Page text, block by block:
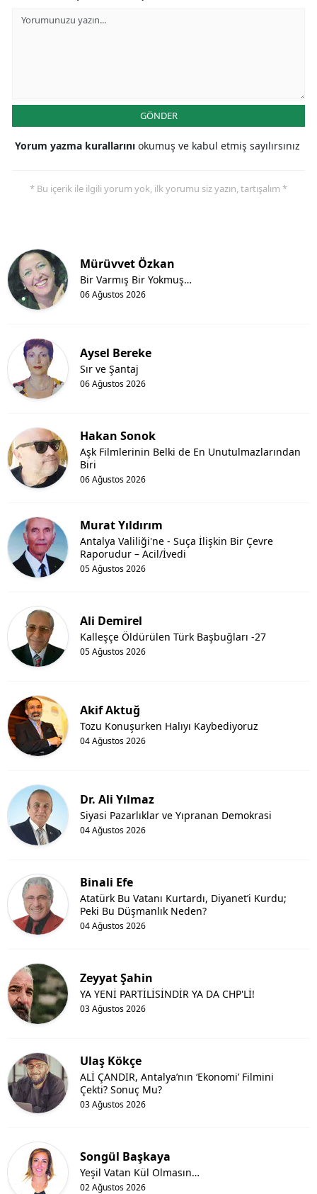
GÖNDER
Yorum yazma kurallarını okumuş ve kabul etmiş sayılırsınız
* Bu içerik ile ilgili yorum yok, ilk yorumu siz yazın, tartışalım *
Mürüvvet Özkan
06 Ağustos 2026
Bir Varmış Bir Yokmuş…
Aysel Bereke
06 Ağustos 2026
Sır ve Şantaj
Hakan Sonok
06 Ağustos 2026
Aşk Filmlerinin Belki de En Unutulmazlarından
Biri
Murat Yıldırım
05 Ağustos 2026
Antalya Valiliği'ne - Suça İlişkin Bir Çevre
Raporudur – Acil/İvedi
Ali Demirel
05 Ağustos 2026
Kalleşçe Öldürülen Türk Başbuğları -27
Akif Aktuğ
04 Ağustos 2026
Tozu Konuşurken Halıyı Kaybediyoruz
Dr. Ali Yılmaz
04 Ağustos 2026
Siyasi Pazarlıklar ve Yıpranan Demokrasi
Binali Efe
04 Ağustos 2026
Atatürk Bu Vatanı Kurtardı, Diyanet’i Kurdu;
Peki Bu Düşmanlık Neden?
Zeyyat Şahin
03 Ağustos 2026
YA YENİ PARTİLİSİNDİR YA DA CHP'Lİ!
Ulaş Kökçe
03 Ağustos 2026
ALİ ÇANDIR, Antalya’nın ‘Ekonomi’ Filmini
Çekti? Sonuç Mu?
Songül Başkaya
02 Ağustos 2026
Yeşil Vatan Kül Olmasın…